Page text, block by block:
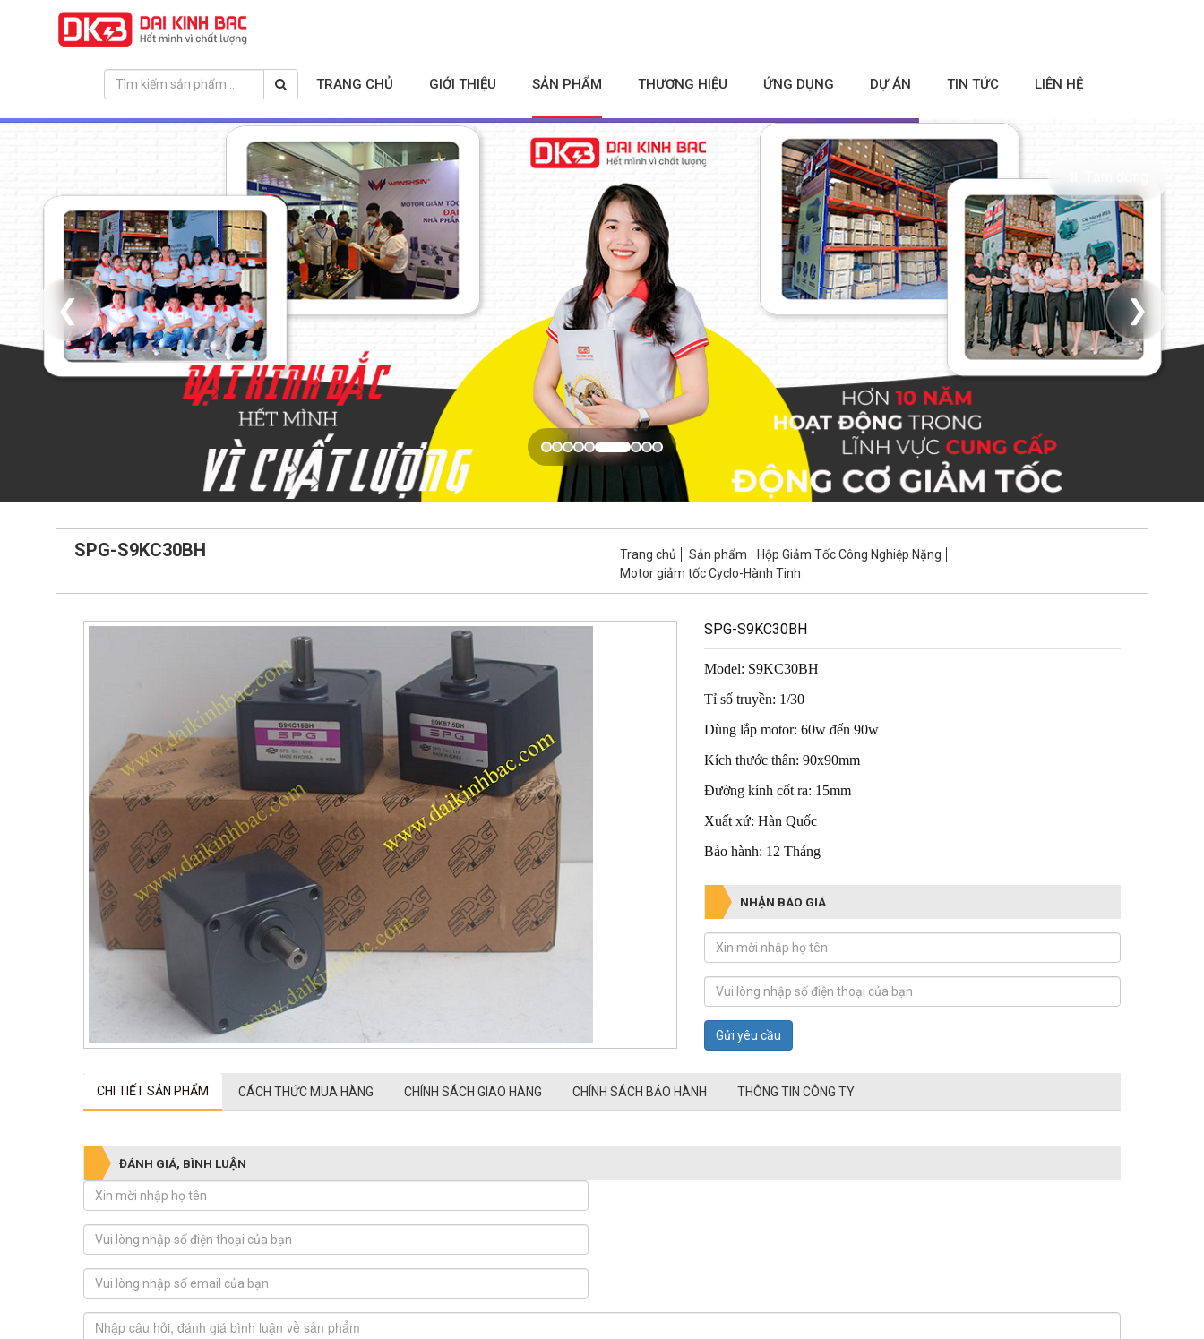
TRANG CHỦ GIỚI THIỆU SẢN PHẨM THƯƠNG HIỆU ỨNG DỤNG DỰ ÁN TIN TỨC LIÊN HỆ
❮ ❯
SPG-S9KC30BH Trang chủ Sản phẩm
Hộp Giảm Tốc Công Nghiệp Nặng
Motor giảm tốc Cyclo-Hành Tinh
SPG-S9KC30BH
Model: S9KC30BH
Tỉ số truyền: 1/30
Dùng lắp motor: 60w đến 90w
Kích thước thân: 90x90mm
Đường kính cốt ra: 15mm
Xuất xứ: Hàn Quốc
Bảo hành: 12 Tháng
NHẬN BÁO GIÁ
Gửi yêu cầu
CHI TIẾT SẢN PHẨM CÁCH THỨC MUA HÀNG CHÍNH SÁCH GIAO HÀNG CHÍNH SÁCH BẢO HÀNH THÔNG TIN CÔNG TY
ĐÁNH GIÁ, BÌNH LUẬN